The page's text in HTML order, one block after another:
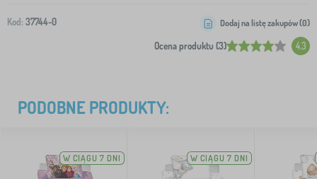
Kod: 37744-0
Ocena produktu (3) 4.3
Dodaj na listę zakupów (0)
PODOBNE PRODUKTY:
W CIĄGU 7 DNI W CIĄGU 7 DNI